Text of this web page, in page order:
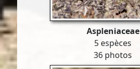
Aspleniaceae
5 espèces
36 photos